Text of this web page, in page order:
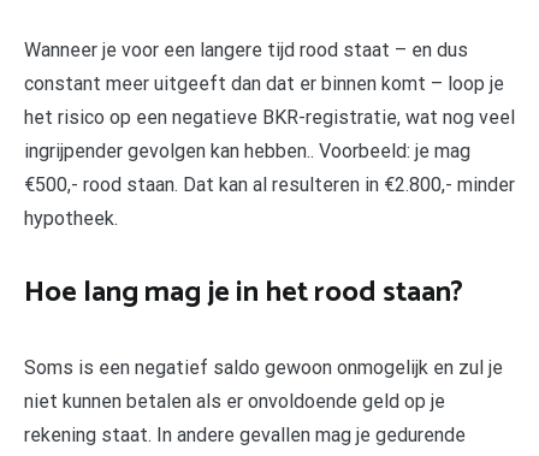
Wanneer je voor een langere tijd rood staat – en dus
constant meer uitgeeft dan dat er binnen komt – loop je
het risico op een negatieve BKR-registratie, wat nog veel
ingrijpender gevolgen kan hebben.. Voorbeeld: je mag
€500,- rood staan. Dat kan al resulteren in €2.800,- minder
hypotheek.
Hoe lang mag je in het rood staan?
Soms is een negatief saldo gewoon onmogelijk en zul je
niet kunnen betalen als er onvoldoende geld op je
rekening staat. In andere gevallen mag je gedurende